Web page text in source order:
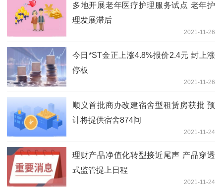
多地开展老年医疗护理服务试点 老年护
理发展滞后
2021-11-26
今日*ST金正上涨4.8%报价2.4元 封上涨
停板
2021-11-26
顺义首批商办改建宿舍型租赁房获批 预
计将提供宿舍874间
2021-11-24
理财产品净值化转型接近尾声 产品穿透
式监管提上日程
2021-11-24